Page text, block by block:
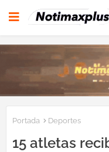
Portada Deportes
15 atletas